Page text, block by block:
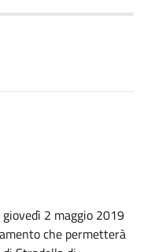
2 maggio 2019
che permetterà